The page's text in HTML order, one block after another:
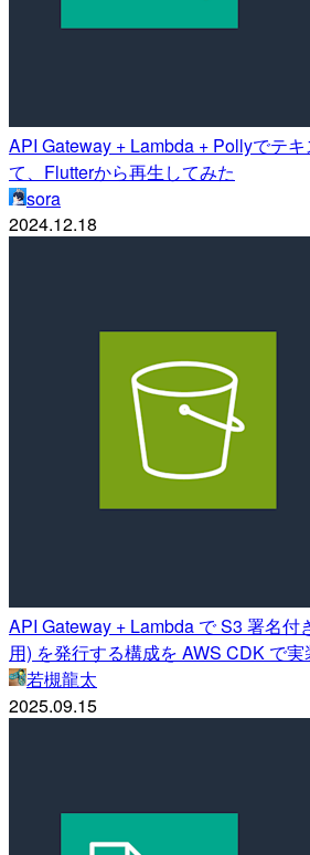
API Gateway + Lambda + Pollyでテ
て、Flutterから再生してみた
sora
2024.12.18
API Gateway + Lambda で S3 署名付
用) を発行する構成を AWS CDK で実
若槻龍太
2025.09.15